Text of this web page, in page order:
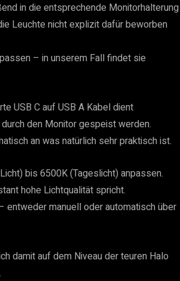
in die entsprechende Monitorhalterung
Leuchte nicht explizit dafür beworben
– in unserem Fall findet sie
USB C auf USB A Kabel dient
den Monitor gespeist werden.
an was natürlich sehr praktisch ist.
bis 6500K (Tageslicht) anpassen.
hohe Lichtqualität spricht.
entweder manuell oder automatisch über
damit auf dem Niveau der teuren Halo